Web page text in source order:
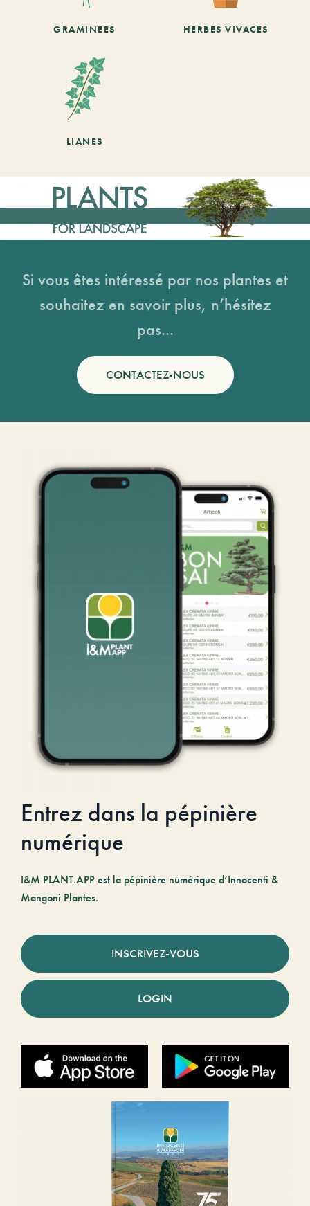
GRAMINEES HERBES VIVACES
LIANES
Si vous êtes intéressé par nos plantes et
souhaitez en savoir plus, n’hésitez
pas...
CONTACTEZ-NOUS
Entrez dans la pépinière
numérique
I&M PLANT.APP est la pépinière numérique d’Innocenti &
Mangoni Plantes.
INSCRIVEZ-VOUS
LOGIN